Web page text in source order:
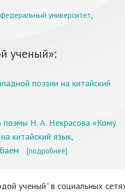
университет,
ученый»:
поэзии на китайский
поэмы Н. А. Некрасова «Кому
китайский язык,
[подробнее]
ученый” в социальных